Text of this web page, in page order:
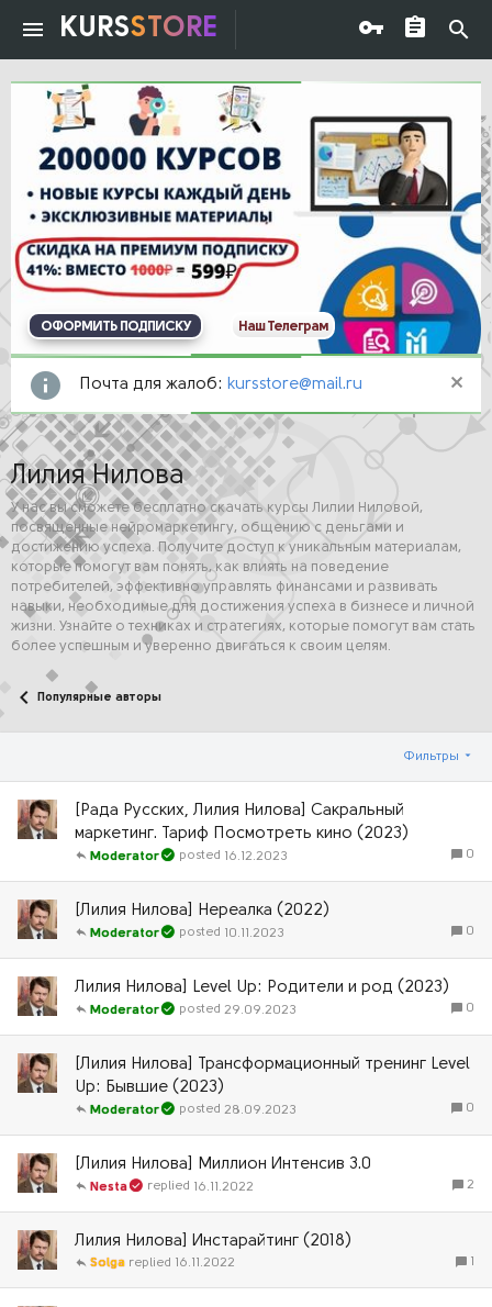
KURSSTORE
ОФОРМИТЬ ПОДПИСКУ Наш Телеграм
Почта для жалоб: kursstore@mail.ru
Лилия Нилова
У нас вы сможете бесплатно скачать курсы Лилии Ниловой,
посвященные нейромаркетингу, общению с деньгами и
достижению успеха. Получите доступ к уникальным материалам,
которые помогут вам понять, как влиять на поведение
потребителей, эффективно управлять финансами и развивать
навыки, необходимые для достижения успеха в бизнесе и личной
жизни. Узнайте о техниках и стратегиях, которые помогут вам стать
более успешным и уверенно двигаться к своим целям.
Популярные авторы
Фильтры
[Рада Русских, Лилия Нилова] Сакральный
маркетинг. Тариф Посмотреть кино (2023)
0
16.12.2023
Moderator
[Лилия Нилова] Нереалка (2022)
0
10.11.2023
Moderator
Лилия Нилова] Level Up: Родители и род (2023)
0
29.09.2023
Moderator
[Лилия Нилова] Трансформационный тренинг Level
Up: Бывшие (2023)
0
28.09.2023
Moderator
[Лилия Нилова] Миллион Интенсив 3.0
2
16.11.2022
Nesta
Лилия Нилова] Инстарайтинг (2018)
1
16.11.2022
Solga